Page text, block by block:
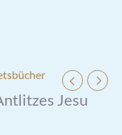
Jesu